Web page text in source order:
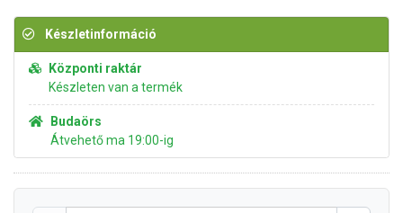
Készletinformáció
Központi raktár
Készleten van a termék
Budaörs
Átvehető ma 19:00-ig